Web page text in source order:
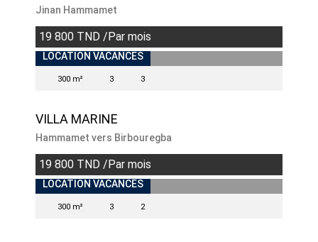
Jinan Hammamet
19 800 TND /Par mois
LOCATION VACANCES
300 m² 3 3
VILLA MARINE
Hammamet vers Birbouregba
19 800 TND /Par mois
INDISPONIBLE
LOCATION VACANCES
300 m² 3 2